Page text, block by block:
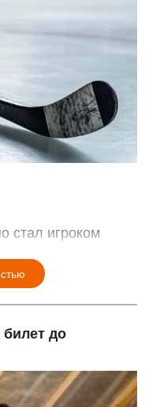
стал игроком
до